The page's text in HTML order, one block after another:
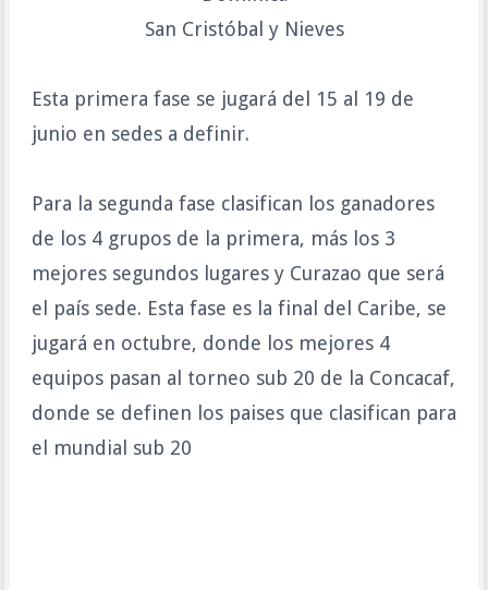
San Cristóbal y Nieves
Esta primera fase se jugará del 15 al 19 de
junio en sedes a definir.
Para la segunda fase clasifican los ganadores
de los 4 grupos de la primera, más los 3
mejores segundos lugares y Curazao que será
el país sede. Esta fase es la final del Caribe, se
jugará en octubre, donde los mejores 4
equipos pasan al torneo sub 20 de la Concacaf,
donde se definen los paises que clasifican para
el mundial sub 20